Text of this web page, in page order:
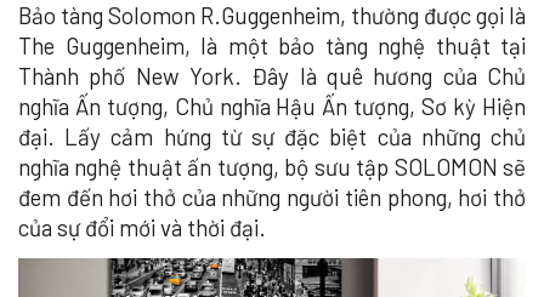
Bảo tàng Solomon R.Guggenheim, thường được gọi là
The Guggenheim, là một bảo tàng nghệ thuật tại
Thành phố New York. Đây là quê hương của Chủ
nghĩa Ấn tượng, Chủ nghĩa Hậu Ấn tượng, Sơ kỳ Hiện
đại. Lấy cảm hứng từ sự đặc biệt của những chủ
nghĩa nghệ thuật ấn tượng, bộ sưu tập SOLOMON sẽ
đem đến hơi thở của những người tiên phong, hơi thở
của sự đổi mới và thời đại.